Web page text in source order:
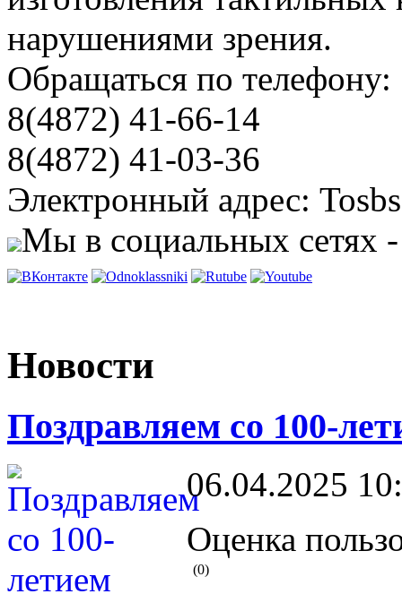
нарушениями зрения.
Обращаться по телефону:
8(4872) 41-66-14
8(4872) 41-03-36
Электронный адрес:
Мы в социальных сетях
Новости
Поздравляем со 100-
06.04.2025
Оценка
(0)